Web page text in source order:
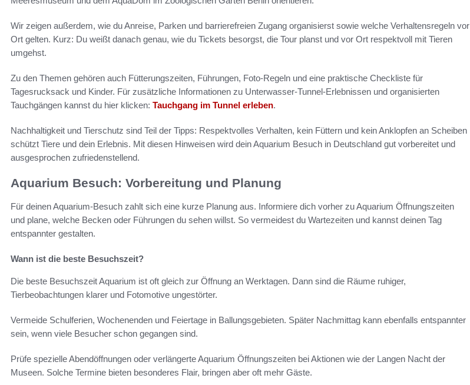
Wir zeigen außerdem, wie du Anreise, Parken und barrierefreien Zugang organisierst sowie welche Verhaltensregeln vor
Ort gelten. Kurz: Du weißt danach genau, wie du Tickets besorgst, die Tour planst und vor Ort respektvoll mit Tieren
umgehst.
Zu den Themen gehören auch Fütterungszeiten, Führungen, Foto-Regeln und eine praktische Checkliste für
Tagesrucksack und Kinder. Für zusätzliche Informationen zu Unterwasser-Tunnel-Erlebnissen und organisierten
Tauchgängen kannst du hier klicken: Tauchgang im Tunnel erleben.
Nachhaltigkeit und Tierschutz sind Teil der Tipps: Respektvolles Verhalten, kein Füttern und kein Anklopfen an Scheiben
schützt Tiere und dein Erlebnis. Mit diesen Hinweisen wird dein Aquarium Besuch in Deutschland gut vorbereitet und
ausgesprochen zufriedenstellend.
Aquarium Besuch: Vorbereitung und Planung
Für deinen Aquarium-Besuch zahlt sich eine kurze Planung aus. Informiere dich vorher zu Aquarium Öffnungszeiten
und plane, welche Becken oder Führungen du sehen willst. So vermeidest du Wartezeiten und kannst deinen Tag
entspannter gestalten.
Wann ist die beste Besuchszeit?
Die beste Besuchszeit Aquarium ist oft gleich zur Öffnung an Werktagen. Dann sind die Räume ruhiger,
Tierbeobachtungen klarer und Fotomotive ungestörter.
Vermeide Schulferien, Wochenenden und Feiertage in Ballungsgebieten. Später Nachmittag kann ebenfalls entspannter
sein, wenn viele Besucher schon gegangen sind.
Prüfe spezielle Abendöffnungen oder verlängerte Aquarium Öffnungszeiten bei Aktionen wie der Langen Nacht der
Museen. Solche Termine bieten besonderes Flair, bringen aber oft mehr Gäste.